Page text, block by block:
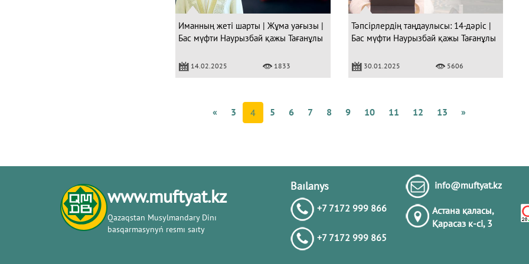
Иманның жеті шарты | Жұма уағызы |
Бас мүфти Наурызбай қажы Тағанұлы
14.02.2025 1833
Тәпсірлердің таңдаулысы: 14-дәріс |
Бас мүфти Наурызбай қажы Тағанұлы
30.01.2025 5606
« 3 4 5 6 7 8 9 10 11 12 13 »
www.muftyat.kz
Qazaqstan Musylmandary Dіnı
basqarmasynyń resmı saıty
Baılanys
+7 7172 999 866
+7 7172 999 865
info@muftyat.kz
Астана қаласы,
Қарасаз к-сi, 3